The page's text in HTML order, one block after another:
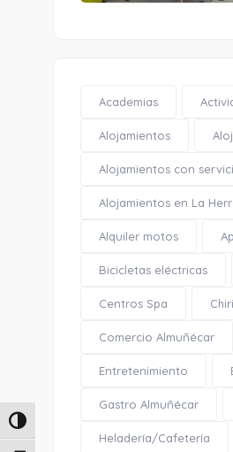
Alternar alto contraste
Academias
Alojamientos
Alojamientos con
Alojamientos en La
Alquiler motos
Bicicletas eléctricas
Centros Spa
Comercio Almuñécar
Entretenimiento
Gastro Almuñécar
Heladería/Cafetería